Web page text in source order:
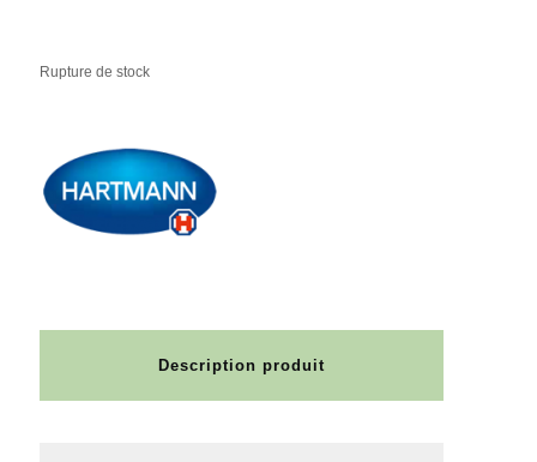
Rupture de stock
Description produit